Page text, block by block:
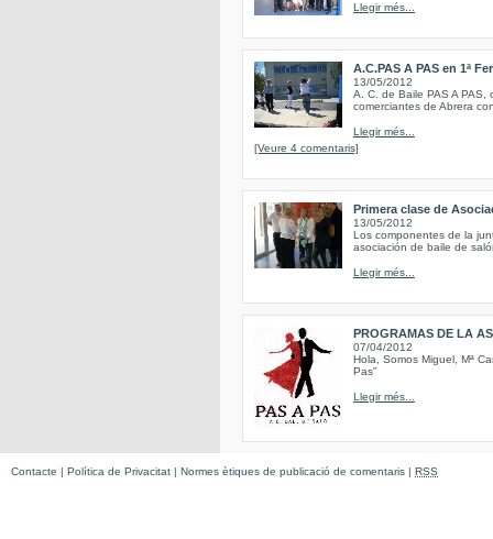
Llegir més...
A.C.PAS A PAS en 1ª
13/05/2012
A. C. de Baile PAS A
comerciantes de Abrera
Llegir més...
[Veure 4 comentaris]
Primera clase de
13/05/2012
Los componentes de la
asociación de baile de
Llegir més...
PROGRAMAS DE LA
07/04/2012
Hola, Somos Miguel, Mª
Pas”
Llegir més...
Contacte | Política de Privacitat | Normes ètiques de publicació de comentaris | RSS